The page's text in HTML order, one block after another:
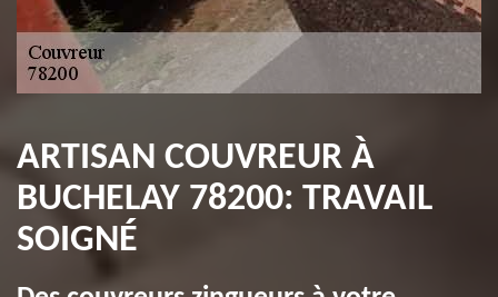
ARTISAN COUVREUR À
BUCHELAY 78200: TRAVAIL
SOIGNÉ